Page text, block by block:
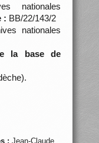
nationales
: BB/22/143/2
nationales
la base de
: Jean-Claude